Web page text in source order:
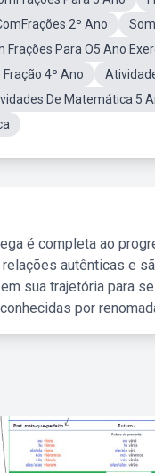
2º Ano
Frações Para O5 Ano
4º Ano
De Matemática 5
é completa ao
autênticas e
sua trajetória para
por